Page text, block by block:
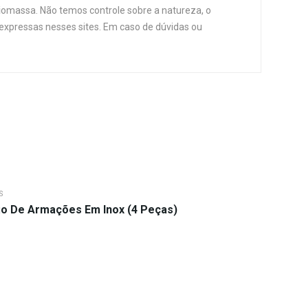
Não temos controle sobre a natureza, o
nesses sites. Em caso de dúvidas ou
De Armações Em Inox (4 Peças)